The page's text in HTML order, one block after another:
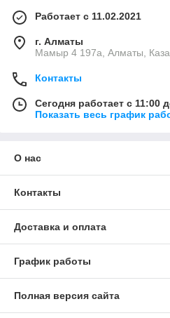
Работает с 11.02.2021
г. Алматы
Мамыр 4 197а, Алматы,
Контакты
Сегодня работает с 11:00
Показать весь график
О нас
Контакты
Доставка и оплата
График работы
Полная версия сайта